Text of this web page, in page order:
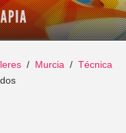
Murcia
Técnica